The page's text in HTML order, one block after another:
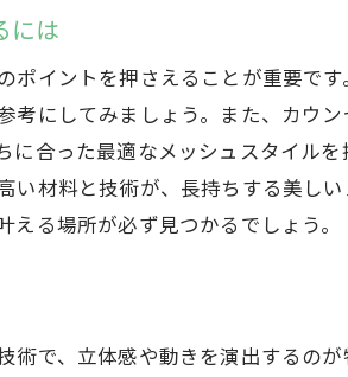
タイルでおしゃれ度アップ
者に人気のメッシュスタイル
タイルで個性を表現
節ごとのメッシュスタイル
タイルの進化とこれからのトレンド
で注目のメッシュスタイルを試す
室でメッシュスタイルを試す
には
イントを押さえることが重要で
にしてみましょう。また、カウ
合った最適なメッシュスタイル
材料と技術が、長持ちする美し
る場所が必ず見つかるでしょう。
で、立体感や動きを演出するの